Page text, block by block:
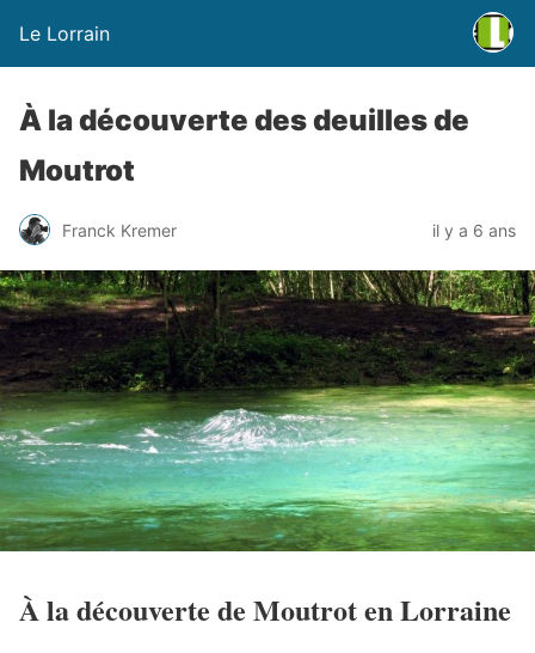
Le Lorrain
À la découverte des deuilles de
Moutrot
Franck Kremer il y a 6 ans
À la découverte de Moutrot en Lorraine